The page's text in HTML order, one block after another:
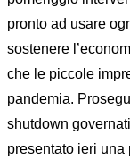
pronto ad usare
sostenere
che le piccole
pandemia.
shutdown
presentato ieri una